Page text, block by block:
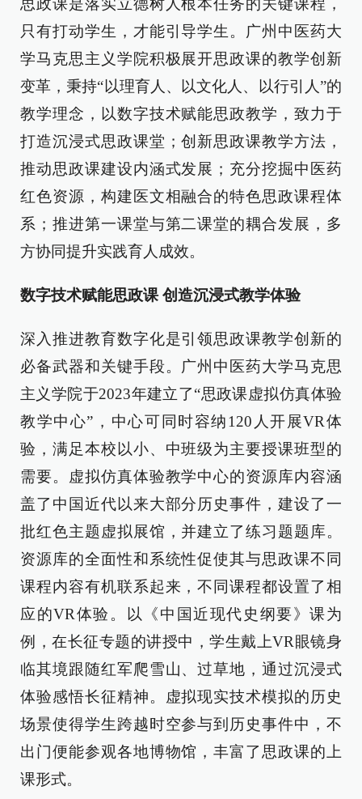
思政课是落实立德树人根本任务的关键课程，
只有打动学生，才能引导学生。广州中医药大
学马克思主义学院积极展开思政课的教学创新
变革，秉持“以理育人、以文化人、以行引人”的
教学理念，以数字技术赋能思政教学，致力于
打造沉浸式思政课堂；创新思政课教学方法，
推动思政课建设内涵式发展；充分挖掘中医药
红色资源，构建医文相融合的特色思政课程体
系；推进第一课堂与第二课堂的耦合发展，多
方协同提升实践育人成效。
数字技术赋能思政课 创造沉浸式教学体验
深入推进教育数字化是引领思政课教学创新的
必备武器和关键手段。广州中医药大学马克思
主义学院于2023年建立了“思政课虚拟仿真体验
教学中心”，中心可同时容纳120人开展VR体
验，满足本校以小、中班级为主要授课班型的
需要。虚拟仿真体验教学中心的资源库内容涵
盖了中国近代以来大部分历史事件，建设了一
批红色主题虚拟展馆，并建立了练习题题库。
资源库的全面性和系统性促使其与思政课不同
课程内容有机联系起来，不同课程都设置了相
应的VR体验。以《中国近现代史纲要》课为
例，在长征专题的讲授中，学生戴上VR眼镜身
临其境跟随红军爬雪山、过草地，通过沉浸式
体验感悟长征精神。虚拟现实技术模拟的历史
场景使得学生跨越时空参与到历史事件中，不
出门便能参观各地博物馆，丰富了思政课的上
课形式。